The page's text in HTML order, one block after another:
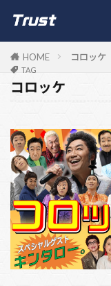
HOME コロッケ
TAG
コロッケ